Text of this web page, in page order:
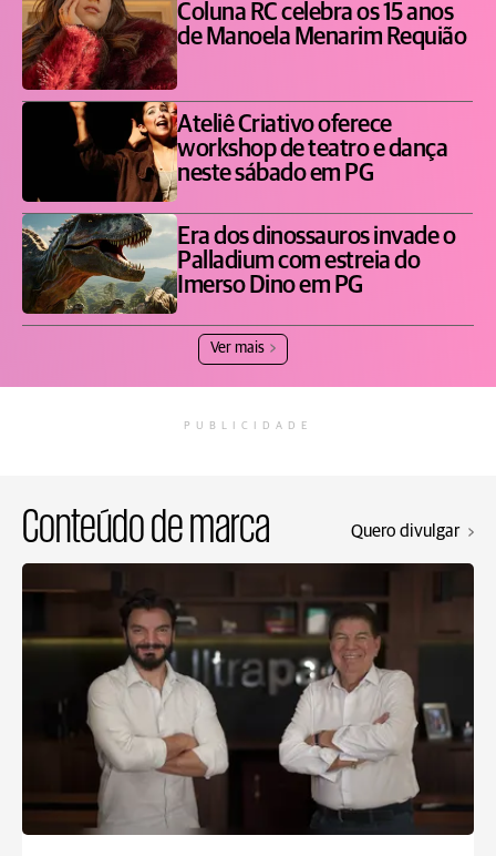
Coluna RC celebra os 15 anos
de Manoela Menarim Requião
Ateliê Criativo oferece
workshop de teatro e dança
neste sábado em PG
Era dos dinossauros invade o
Palladium com estreia do
Imerso Dino em PG
Ver mais
PUBLICIDADE
Conteúdo de marca Quero divulgar